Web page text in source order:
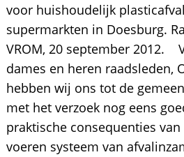
voor huishoudelijk
supermarkten in Doesburg.
VROM, 20 september 2012.
dames en heren raadsleden,
hebben wij ons tot de
met het verzoek nog eens
praktische consequenties
voeren systeem van